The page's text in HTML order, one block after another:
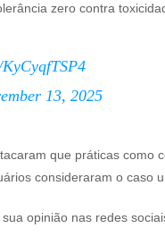
zero contra
13, 2025
que práticas
consideraram o caso
opinião nas redes